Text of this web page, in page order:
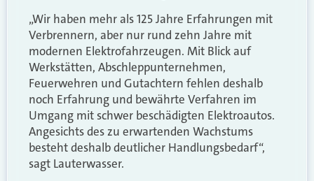
„Wir haben mehr als 125 Jahre Erfahrungen mit
Verbrennern, aber nur rund zehn Jahre mit
modernen Elektrofahrzeugen. Mit Blick auf
Werkstätten, Abschleppunternehmen,
Feuerwehren und Gutachtern fehlen deshalb
noch Erfahrung und bewährte Verfahren im
Umgang mit schwer beschädigten Elektroautos.
Angesichts des zu erwartenden Wachstums
besteht deshalb deutlicher Handlungsbedarf“,
sagt Lauterwasser.